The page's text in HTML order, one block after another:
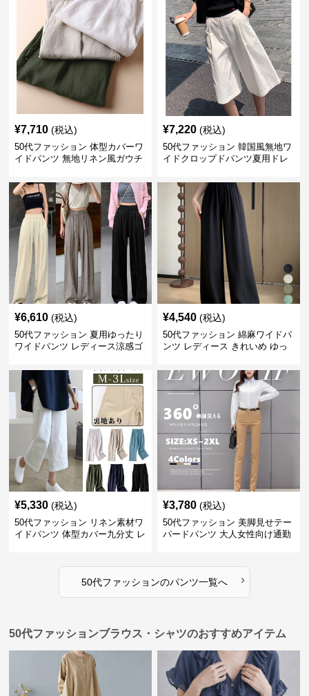
¥7,710 (税込)
50代ファッション 体型カバーワ
イドパンツ 無地リネン風ガウチ
¥7,220 (税込)
50代ファッション 韓国風無地ワ
イドクロップドパンツ夏用ドレ
¥6,610 (税込)
50代ファッション 夏用ゆったり
ワイドパンツ レディース涼感ゴ
¥4,540 (税込)
50代ファッション 綿麻ワイドパ
ンツ レディース きれいめ ゆっ
¥5,330 (税込)
50代ファッション リネン素材ワ
イドパンツ 体型カバー九分丈 レ
¥3,780 (税込)
50代ファッション 美脚見せテー
パードパンツ 大人女性向け通勤
50代ファッションのパンツ一覧へ ›
50代ファッションブラウス・シャツのおすすめアイテム